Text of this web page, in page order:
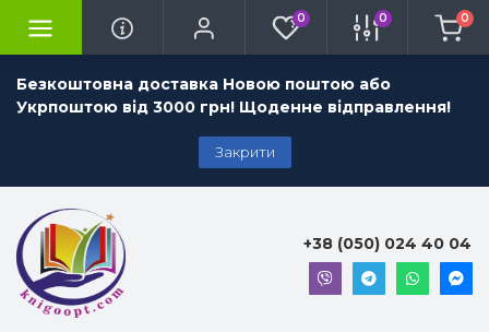
Безкоштовна доставка Новою поштою або
Укрпоштою від 3000 грн! Щоденне відправлення!
Закрити
0 0 0
+38 (050) 024 40 04